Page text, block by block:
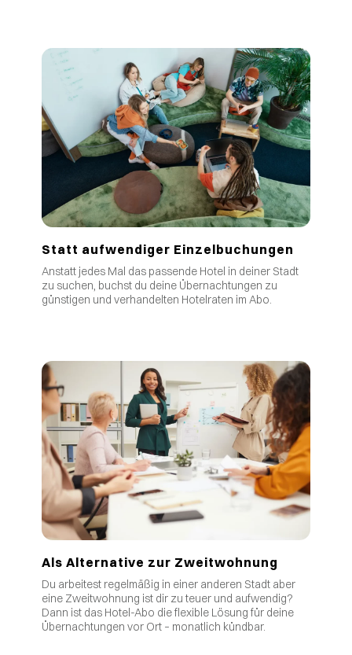
Statt aufwendiger Einzelbuchungen
Anstatt jedes Mal das passende Hotel in deiner Stadt
zu suchen, buchst du deine Übernachtungen zu
günstigen und verhandelten Hotelraten im Abo.
Als Alternative zur Zweitwohnung
Du arbeitest regelmäßig in einer anderen Stadt aber
eine Zweitwohnung ist dir zu teuer und aufwendig?
Dann ist das Hotel-Abo die flexible Lösung für deine
Übernachtungen vor Ort – monatlich kündbar.